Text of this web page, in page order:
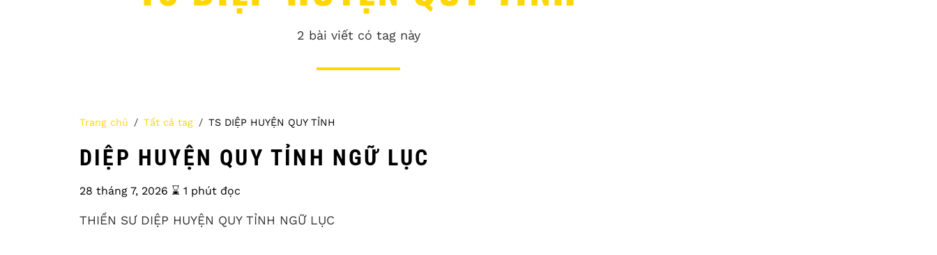
2 bài viết có tag này
Trang chủ Tất cả tag TS DIỆP HUYỆN QUY TỈNH
DIỆP HUYỆN QUY TỈNH NGỮ LỤC
28 tháng 7, 2026 ⌛️ 1 phút đọc
THIỀN SƯ DIỆP HUYỆN QUY TỈNH NGỮ LỤC